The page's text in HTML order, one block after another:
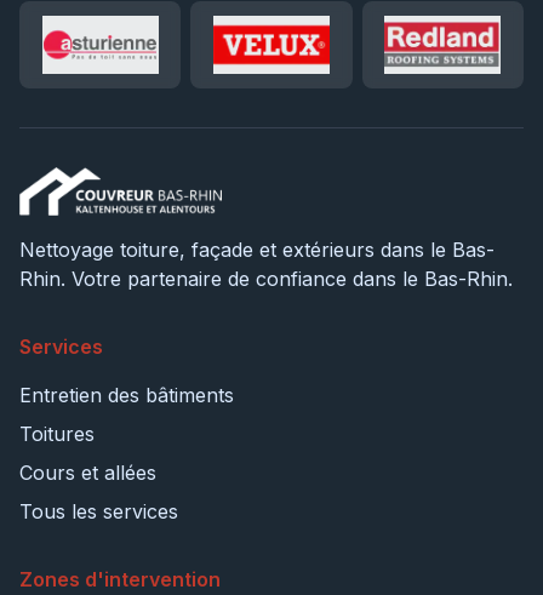
Nettoyage toiture, façade et extérieurs dans le Bas-
Rhin. Votre partenaire de confiance dans le Bas-Rhin.
Services
Entretien des bâtiments
Toitures
Cours et allées
Tous les services
Zones d'intervention